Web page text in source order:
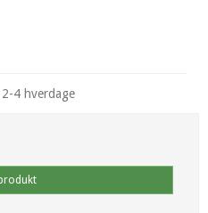
4 hverdage